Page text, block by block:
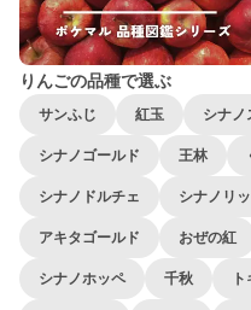
りんごの品種で選ぶ
サンふじ 紅玉 シナノ
シナノゴールド 王林
シナノドルチェ シナノリ
アキタゴールド おぜの紅
シナノホッペ 千秋